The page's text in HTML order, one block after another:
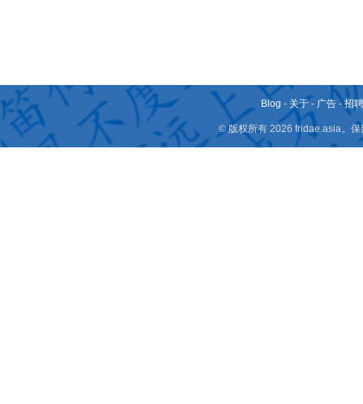
Blog - 关于 - 广告 -招
© 版权所有 2026 fridae.asia。